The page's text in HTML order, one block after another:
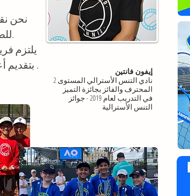
نحن
للطلاب من جميع الأعمار والقدرات.
يلتزم
بتقديم .
إيفون فانتين
نادي التنس الأسترالي المستوى 2
المحترف والفائز بجائزة التميز
في التدريب لعام 2019 - جوائز
التنس الأسترالية